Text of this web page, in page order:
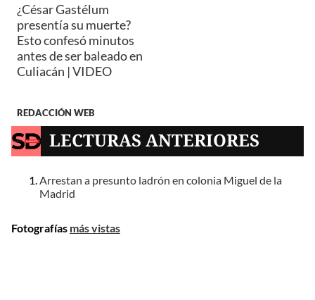
¿César Gastélum
presentía su muerte?
Esto confesó minutos
antes de ser baleado en
Culiacán | VIDEO
REDACCIÓN WEB
LECTURAS ANTERIORES
Arrestan a presunto ladrón en colonia Miguel de la
Madrid
Fotografías más vistas